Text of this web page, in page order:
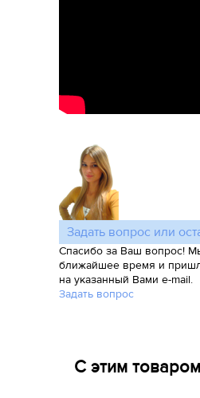
Задать вопрос или
Спасибо за Ваш вопрос!
ближайшее время и
на указанный Вами e-mail.
Задать вопрос
С этим